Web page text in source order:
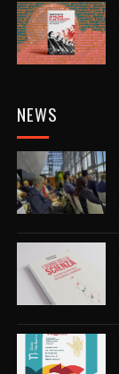
NEWS